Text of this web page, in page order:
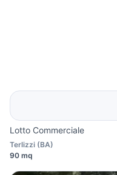
Lotto Commerciale
Terlizzi (BA)
90 mq